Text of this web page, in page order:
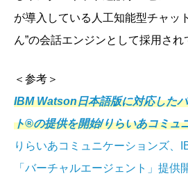
が導入している人工知能型チャッ
ん”の会話エンジンとして採用され
＜参考＞
IBM Watson日本語版に対応した
ト®の提供を開始/りらいあコミュ
りらいあコミュニケーションズ、
「バーチャルエージェント」提供